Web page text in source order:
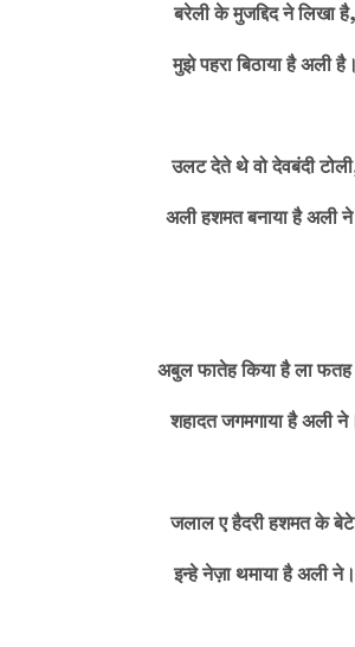
बरेली के मुजद्दिद ने लिखा है,
मुझे पहरा बिठाया है अली है।
उलट देते थे वो देवबंदी
अली हशमत बनाया है अली
अबुल फातेह किया है ला
शहादत जगमगाया है अली
जलाल ए हैदरी हशमत के
इन्हे नेज़ा थमाया है अली ने।